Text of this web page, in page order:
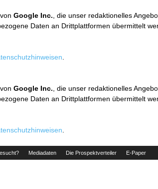
Google Inc. , die unser redaktionelles
Daten an Drittplattformen übermittelt
Google Inc. , die unser redaktionelles
Daten an Drittplattformen übermittelt
Mediadaten Die Prospektverteiler E-Paper